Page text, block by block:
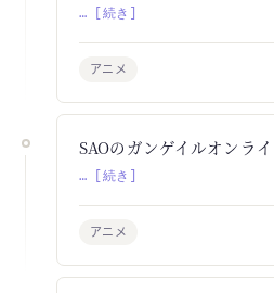
… [続き]
アニメ
SAOのガンゲイルオンラ
… [続き]
アニメ